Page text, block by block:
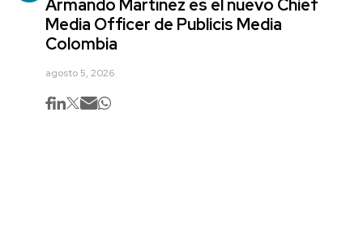
Armando Martínez es el nuevo Chief
Media Officer de Publicis Media
Colombia
agosto 5, 2026